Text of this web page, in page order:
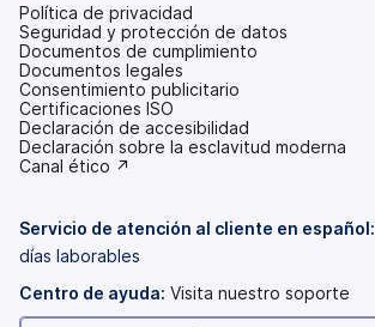
Política de privacidad
Seguridad y protección de datos
Documentos de cumplimiento
Documentos legales
Consentimiento publicitario
Certificaciones ISO
Declaración de accesibilidad
(se
abre
pestaña
Declaración sobre la esclavitud moderna
(se
una
nueva)
Canal ético ↗
Servicio de atención al cliente en español:
días laborables
Centro de ayuda: Visita nuestro soporte